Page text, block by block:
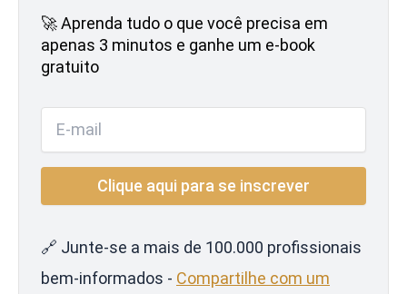
🚀 Aprenda tudo o que você precisa em
apenas 3 minutos e ganhe um e-book
gratuito
🔗 Junte-se a mais de 100.000 profissionais
bem-informados - Compartilhe com um